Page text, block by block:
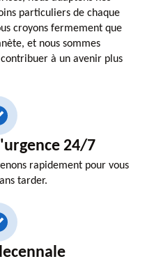
particuliers de chaque
croyons fermement que
et nous sommes
à un avenir plus
24/7
rapidement pour vous
tarder.